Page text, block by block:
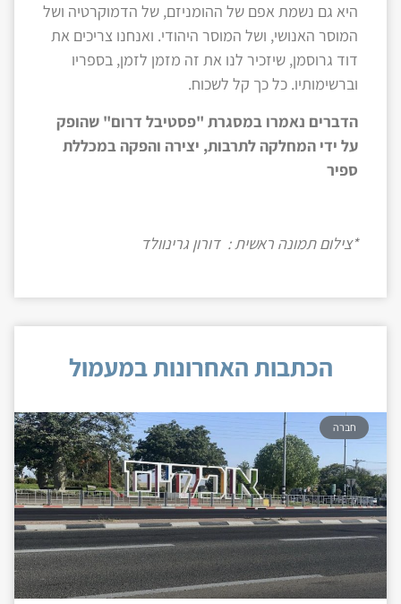
היא גם נשמת אפם של ההומניזם, של הדמוקרטיה ושל
המוסר האנושי, ושל המוסר היהודי. ואנחנו צריכים את
דוד גרוסמן, שיזכיר לנו את זה מזמן לזמן, בספריו
וברשימותיו. כל כך קל לשכוח.
הדברים נאמרו במסגרת "פסטיבל דרום" שהופק
על ידי המחלקה לתרבות, יצירה והפקה במכללת
ספיר
*צילום תמונה ראשית : דורון גרינוולד
הכתבות האחרונות במעמול
חברה